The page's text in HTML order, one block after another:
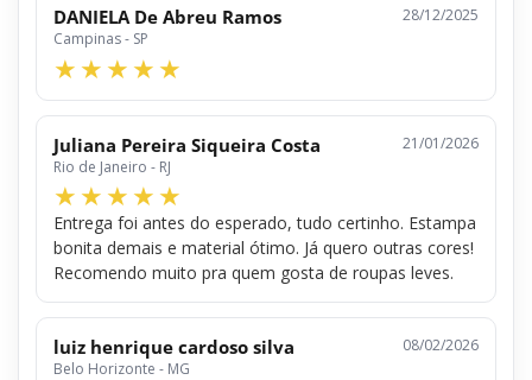
DANIELA De Abreu Ramos
Campinas - SP
28/12/2025
Juliana Pereira Siqueira Costa
Rio de Janeiro - RJ
21/01/2026
Entrega foi antes do esperado, tudo certinho. Estampa
bonita demais e material ótimo. Já quero outras cores!
Recomendo muito pra quem gosta de roupas leves.
luiz henrique cardoso silva
Belo Horizonte - MG
08/02/2026